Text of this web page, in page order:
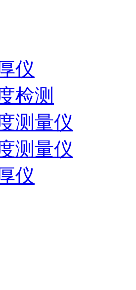
仪
检测
测量仪
测量仪
仪